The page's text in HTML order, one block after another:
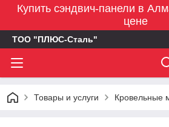
Купить сэндвич-панели в
цене
ТОО "ПЛЮС-Сталь"
Товары и услуги Кровельные